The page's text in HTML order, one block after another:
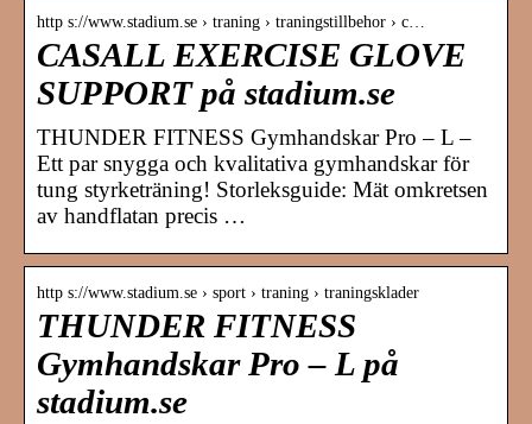
http s://www.stadium.se › traning › traningstillbehor › c…
CASALL EXERCISE GLOVE
SUPPORT på stadium.se
THUNDER FITNESS Gymhandskar Pro – L –
Ett par snygga och kvalitativa gymhandskar för
tung styrketräning! Storleksguide: Mät omkretsen
av handflatan precis …
http s://www.stadium.se › sport › traning › traningsklader
THUNDER FITNESS
Gymhandskar Pro – L på
stadium.se